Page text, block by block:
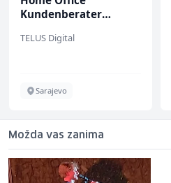
Kundenberater
TELUS Digital
Sarajevo
Možda vas zanima